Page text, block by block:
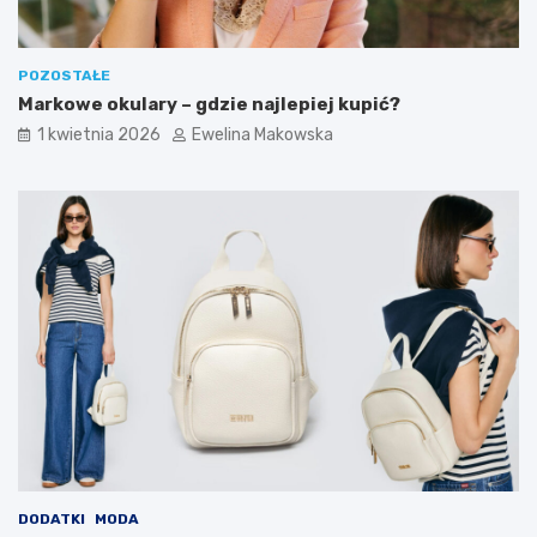
o
m
o
w
e
o
ó
b
?
POZOSTAŁE
Markowe okulary – gdzie najlepiej kupić?
1 kwietnia 2026 Ewelina Makowska
DODATKI MODA